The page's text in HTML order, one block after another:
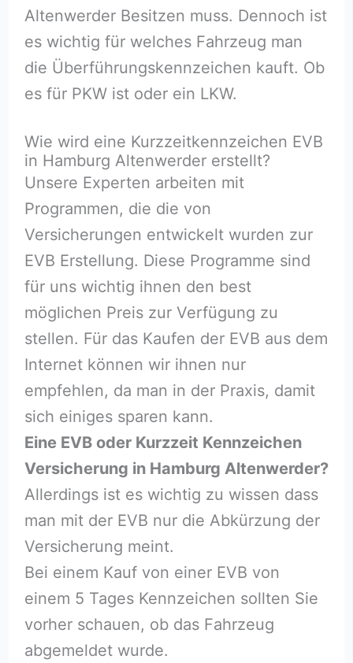
Altenwerder Besitzen muss. Dennoch ist
es wichtig für welches Fahrzeug man
die Überführungskennzeichen kauft. Ob
es für PKW ist oder ein LKW.
Wie wird eine Kurzzeitkennzeichen EVB
in Hamburg Altenwerder erstellt?
Unsere Experten arbeiten mit
Programmen, die die von
Versicherungen entwickelt wurden zur
EVB Erstellung. Diese Programme sind
für uns wichtig ihnen den best
möglichen Preis zur Verfügung zu
stellen. Für das Kaufen der EVB aus dem
Internet können wir ihnen nur
empfehlen, da man in der Praxis, damit
sich einiges sparen kann.
Eine EVB oder Kurzzeit Kennzeichen
Versicherung in Hamburg Altenwerder?
Allerdings ist es wichtig zu wissen dass
man mit der EVB nur die Abkürzung der
Versicherung meint.
Bei einem Kauf von einer EVB von
einem 5 Tages Kennzeichen sollten Sie
vorher schauen, ob das Fahrzeug
abgemeldet wurde.